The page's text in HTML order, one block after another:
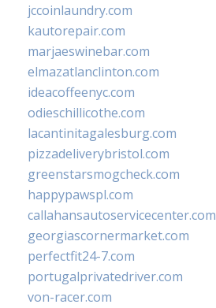
jccoinlaundry.com
kautorepair.com
marjaeswinebar.com
elmazatlanclinton.com
ideacoffeenyc.com
odieschillicothe.com
lacantinitagalesburg.com
pizzadeliverybristol.com
greenstarsmogcheck.com
happypawspl.com
callahansautoservicecenter.com
georgiascornermarket.com
perfectfit24-7.com
portugalprivatedriver.com
von-racer.com